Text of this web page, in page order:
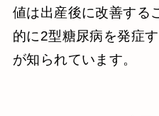
値は出産後に改善する
的に2型糖尿病を発症
が知られています。